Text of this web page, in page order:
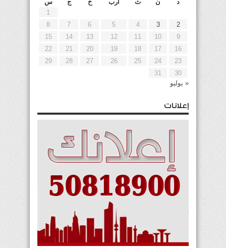
د
ن ث أرب خ ج
س
1
2
3
4
5
6
7
8
9
10
11
12
13
14
15
16
17
18
19
20
21
22
23
24
25
26
27
28
29
30
31
« يوليو
إعلانات